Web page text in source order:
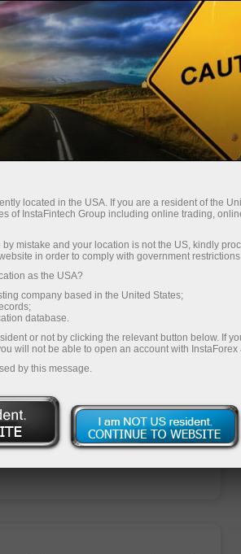
About InstaForex
दस्तावेजों
इंस्टाफॉरेक्ष् और अपने ग्राहकों के बीच
करने के मूल दस्तावेजों पा सकते हैं। हम
हैं कि आप उचित देखभाल और ध्यान
को ताकना। इन दस्तावेजों गतिविधि
में अंतर्दृष्टि प्रदान करते हैं और दोनों
और अपने ग्राहकों के दायित्वों ।
ट्रेडिंग खाता खोलें
डेमो खाता खोलें
located in the USA. If you are a resident of the
of InstaFintech Group including online trading,
mistake and your location is not the US, kindly
in order to comply with government
as the USA?
company based in the United States;
database.
or not by clicking the relevant button below. If
will not be able to open an account with InstaForex
by this message.